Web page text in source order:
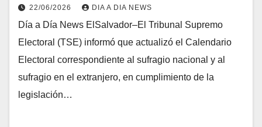
22/06/2026 DIA A DIA NEWS
Día a Día News ElSalvador–El Tribunal Supremo
Electoral (TSE) informó que actualizó el Calendario
Electoral correspondiente al sufragio nacional y al
sufragio en el extranjero, en cumplimiento de la
legislación…